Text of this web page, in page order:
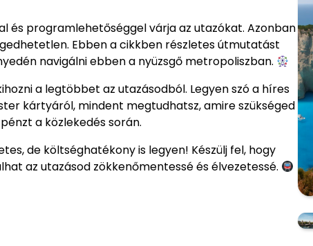
és programlehetőséggel várja az utazókat. Azonban
Ebben a cikkben részletes útmutatást
navigálni ebben a nyüzsgő metropoliszban.
a legtöbbet az utazásodból. Legyen szó a híres
kártyáról, mindent megtudhatsz, amire szükséged
a közlekedés során.
de költséghatékony is legyen! Készülj fel, hogy
az utazásod zökkenőmentessé és élvezetessé.